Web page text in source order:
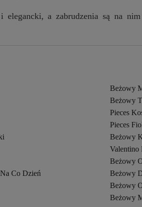
a zabrudzenia są na
Beżowy
Beżowy
Pieces
Pieces
Beżowy
Valentino
Beżowy
Co Dzień
Beżowy
Beżowy
Beżowy